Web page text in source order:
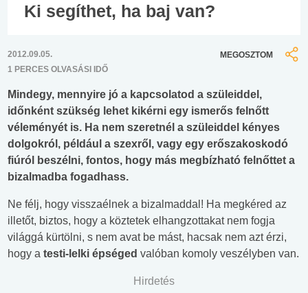
Ki segíthet, ha baj van?
2012.09.05.
1 PERCES OLVASÁSI IDŐ
MEGOSZTOM
Mindegy, mennyire jó a kapcsolatod a szüleiddel,
időnként szükség lehet kikérni egy ismerős felnőtt
véleményét is. Ha nem szeretnél a szüleiddel kényes
dolgokról, például a szexről, vagy egy erőszakoskodó
fiúról beszélni, fontos, hogy más megbízható felnőttet a
bizalmadba fogadhass.
Ne félj, hogy visszaélnek a bizalmaddal! Ha megkéred az
illetőt, biztos, hogy a köztetek elhangzottakat nem fogja
világgá kürtölni, s nem avat be mást, hacsak nem azt érzi,
hogy a testi-lelki épséged valóban komoly veszélyben van.
Hirdetés